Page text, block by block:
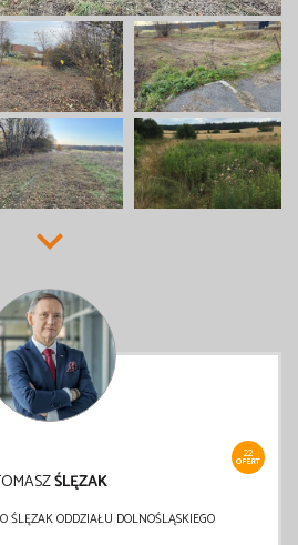
22
OFERT
ŚLĘZAK
ŚLĘZAK ODDZIAŁU DOLNOŚLĄSKIEGO